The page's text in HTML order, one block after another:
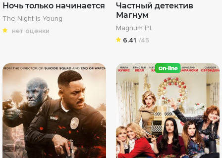
Ночь только начинается
The Night Is Young
нет оценки
Частный детектив
Магнум
Magnum P.I.
6.41 /45